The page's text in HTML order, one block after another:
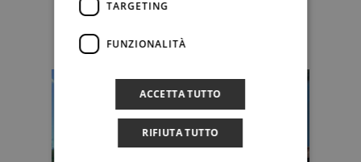
TARGETING
FUNZIONALITÀ
ACCETTA TUTTO
RIFIUTA TUTTO